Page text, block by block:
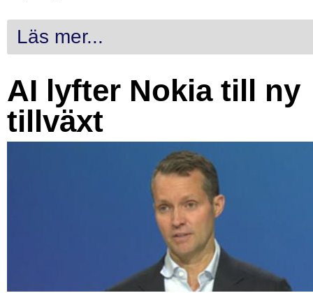
Läs mer...
AI lyfter Nokia till ny
tillväxt